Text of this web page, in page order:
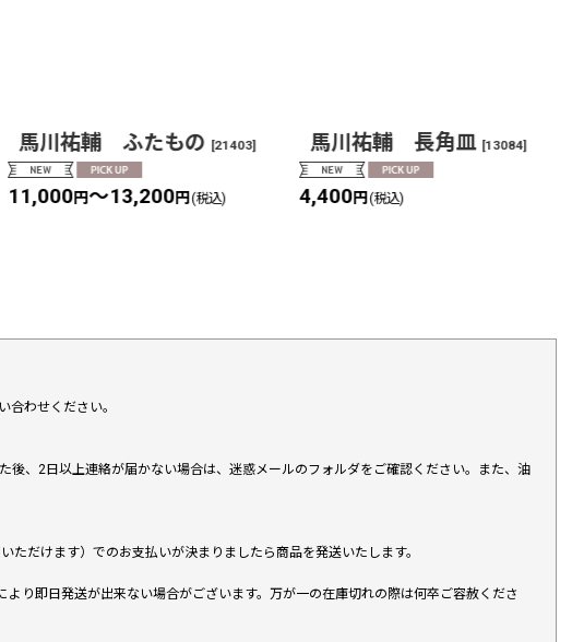
馬川祐輔 ふたもの [21403]
11,000円～13,200円 (税込)
馬川祐輔 長角皿 [13084]
4,400円 (税込)
わせください。
、2日以上連絡が届かない場合は、迷惑メールのフォルダをご確認ください。また、油
だけます）でのお支払いが決まりましたら商品を発送いたします。
り即日発送が出来ない場合がございます。万が一の在庫切れの際は何卒ご容赦くださ